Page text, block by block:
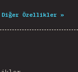
Diğer Özellikler »